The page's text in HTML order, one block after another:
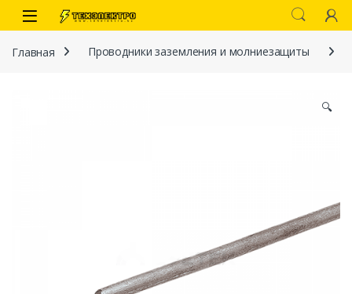
Перейти к навигации
перейти к содержанию
Open
Главная Проводники заземления и молниезащиты
🔍